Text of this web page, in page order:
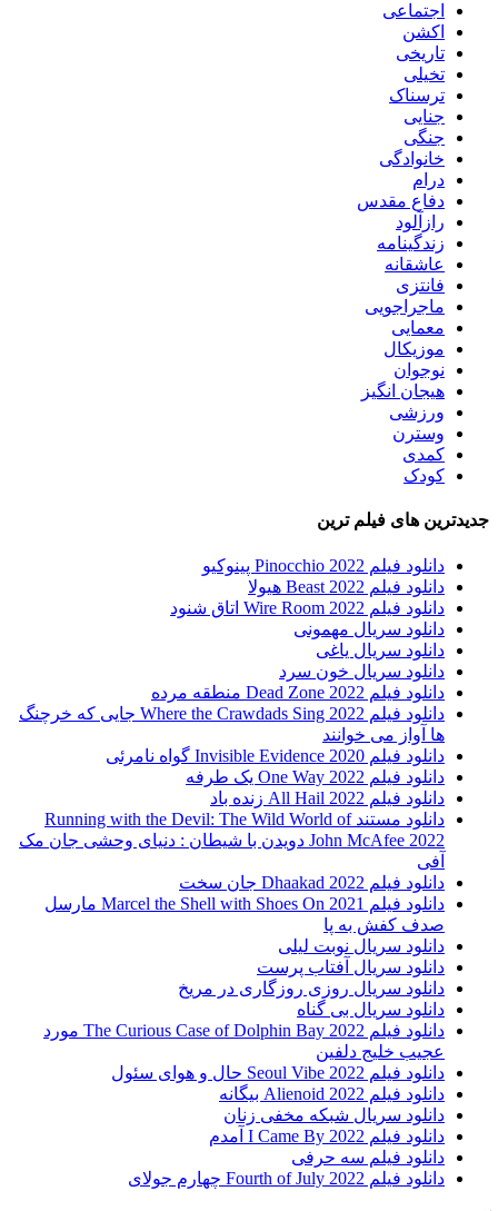
اجتماعی
اکشن
تاریخی
تخیلی
ترسناک
جنایی
جنگی
خانوادگی
درام
دفاع مقدس
رازآلود
زندگینامه
عاشقانه
فانتزی
ماجراجویی
معمایی
موزیکال
نوجوان
هیجان انگیز
ورزشی
وسترن
کمدی
کودک
جدیدترین های فیلم ترین
دانلود فیلم Pinocchio 2022 پینوکیو
دانلود فیلم Beast 2022 هیولا
دانلود فیلم Wire Room 2022 اتاق شنود
دانلود سریال مهمونی
دانلود سریال یاغی
دانلود سریال خون سرد
دانلود فیلم 2022 Dead Zone منطقه مرده
دانلود فیلم Where the Crawdads Sing 2022 جایی که خرچنگ
ها آواز می خوانند
دانلود فیلم 2020 Invisible Evidence گواه نامرئی
دانلود فیلم One Way 2022 یک طرفه
دانلود فیلم All Hail 2022 زنده باد
دانلود مستند Running with the Devil: The Wild World of
John McAfee 2022 دویدن با شیطان : دنیای وحشی جان مک
آفی
دانلود فیلم Dhaakad 2022 جان سخت
دانلود فیلم Marcel the Shell with Shoes On 2021 مارسل
صدف کفش به پا
دانلود سریال نوبت لیلی
دانلود سریال آفتاب پرست
دانلود سریال روزی روزگاری در مریخ
دانلود سریال بی گناه
دانلود فیلم The Curious Case of Dolphin Bay 2022 مورد
عجیب خلیج دلفین
دانلود فیلم Seoul Vibe 2022 حال و هوای سئول
دانلود فیلم Alienoid 2022 بیگانه
دانلود سریال شبکه مخفی زنان
دانلود فیلم I Came By 2022 آمدم
دانلود فیلم سه حرفی
دانلود فیلم Fourth of July 2022 چهارم جولای